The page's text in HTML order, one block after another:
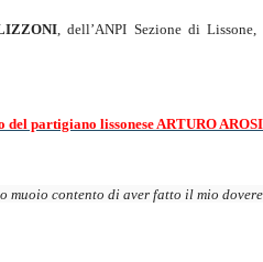
, dell’ANPI Sezione di
del partigiano lissonese ARTURO
muoio contento di aver fatto il mio